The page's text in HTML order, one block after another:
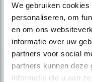
We gebruiken
personaliseren, om
en om ons
informatie over uw
partners voor social
partners kunnen deze
informatie die u aan